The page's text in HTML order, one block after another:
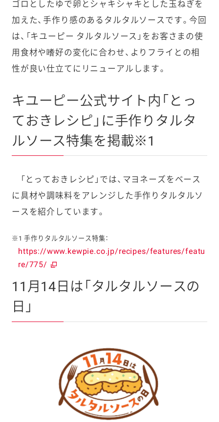
ゴロとしたゆで卵とシャキシャキとした玉ねぎを
加えた、手作り感のあるタルタルソースです。今回
は、「キユーピー タルタルソース」をお客さまの使
用食材や嗜好の変化に合わせ、よりフライとの相
性が良い仕立てにリニューアルします。
キユーピー公式サイト内「とっ
ておきレシピ」に手作りタルタ
ルソース特集を掲載※1
「とっておきレシピ」では、マヨネーズをベース
に具材や調味料をアレンジした手作りタルタルソ
ースを紹介しています。
※1 手作りタルタルソース特集：
https://www.kewpie.co.jp/recipes/features/featu
re/775/
11月14日は「タルタルソースの
日」